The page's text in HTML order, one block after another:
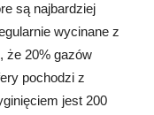
są najbardziej
wycinane z
że 20% gazów
pochodzi z
jest 200